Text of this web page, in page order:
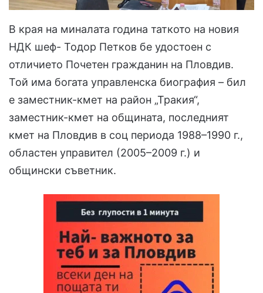
В края на миналата година таткото на новия
НДК шеф- Тодор Петков бе удостоен с
отличието Почетен гражданин на Пловдив.
Той има богата управленска биография – бил
е заместник-кмет на район „Тракия“,
заместник-кмет на общината, последният
кмет на Пловдив в соц периода 1988–1990 г.,
областен управител (2005–2009 г.) и
общински съветник.